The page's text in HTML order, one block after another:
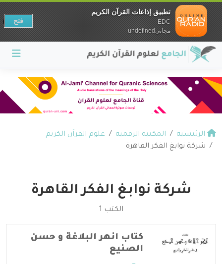
الرئيسية المكتبة الرقمية
علوم القرآن الكريم
شركة نوابغ الفكر القاهرة
شركة نوابغ الفكر القاهرة
الكتب 1
كتاب انهر البلاغة و حسن
الصنيع
تطبيق إذاعات القرآن الكريم
EDC
مجانيundefined
فتح